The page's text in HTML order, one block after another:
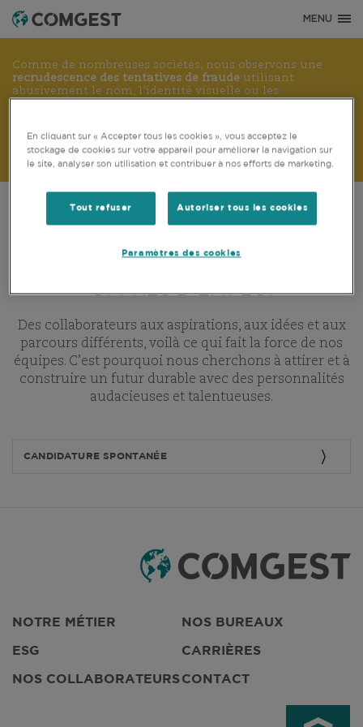
MENU
CARRIÈRES TRAVAILLER CHEZ COMGEST OFFRES
OFFRES D’EMPLOI
Des collaborateurs aux aspirations, aux idées et aux
parcours différents, voilà ce qui fait la force de nos
équipes. C’est pourquoi nous cherchons à attirer et à
construire un futur durable avec des personnalités
audacieuses et talentueuses.
CANDIDATURE SPONTANÉE
NOTRE MÉTIER
ESG
NOS COLLABORATEURS
NOS BUREAUX
CARRIÈRES
CONTACT
Comme de nombreuses sociétés, nous observons une
recrudescence des tentatives de fraude utilisant
abusivement le nom, l’identité visuelle ou les
vigilance de l’interlocuteur, et, dans certains cas, celles
d’anciens collaborateurs sur des applications de
messagerie instantanée. Plus d’informations sur ce lien.
En cliquant sur « Accepter tous les cookies », vous acceptez le
stockage de cookies sur votre appareil pour améliorer la navigation sur
le site, analyser son utilisation et contribuer à nos efforts de marketing.
Tout refuser Autoriser tous les cookies
Paramètres des cookies